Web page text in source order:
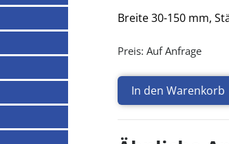
Breite 30-150 mm,
Preis: Auf Anfrage
In den Warenkorb